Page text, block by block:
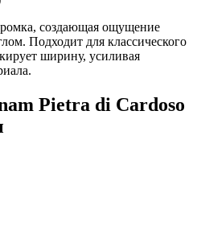
создающая ощущение
Подходит для классического
ширину, усиливая
Pietra di Cardoso